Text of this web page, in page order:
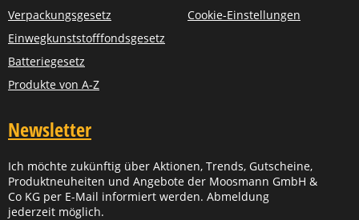
Verpackungsgesetz
Einwegkunststofffondsgesetz
Batteriegesetz
Produkte von A-Z
Cookie-Einstellungen
Newsletter
Ich möchte zukünftig über Aktionen, Trends, Gutscheine,
Produktneuheiten und Angebote der Moosmann GmbH &
Co KG per E-Mail informiert werden. Abmeldung
jederzeit möglich.